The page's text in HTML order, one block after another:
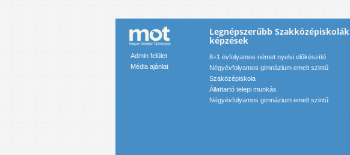
Admin felület
Média ajánlat
Legnépszerűbb Szakközépiskolák
képzések
8+1 évfolyamos német nyelvi előkészítő
Négyévfolyamos gimnázium emelt szintű
Szaközépiskola
Állattartó telepi munkás
Négyévfolyamos gimnázium emelt szintű